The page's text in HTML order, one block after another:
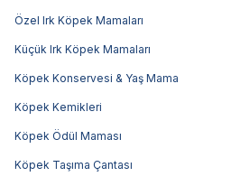
Özel Irk Köpek Mamaları
Küçük Irk Köpek Mamaları
Köpek Konservesi & Yaş Mama
Köpek Kemikleri
Köpek Ödül Maması
Köpek Taşıma Çantası